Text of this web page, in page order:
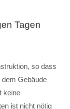
Tagen
so dass
dem Gebäude
keine
ist nicht nötig